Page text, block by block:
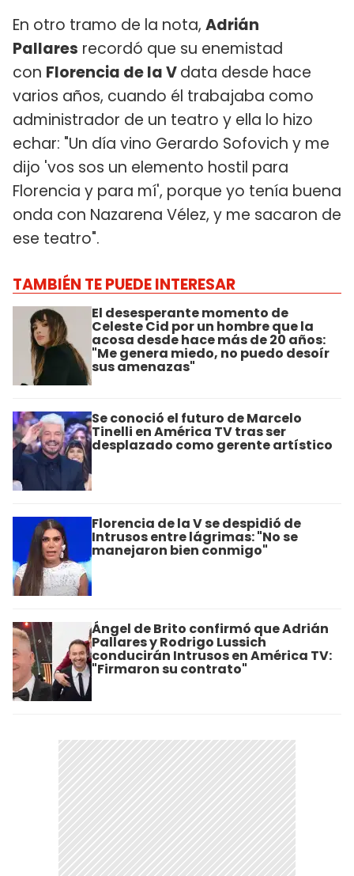
En otro tramo de la nota, Adrián
Pallares recordó que su enemistad
con Florencia de la Vdata desde hace
varios años, cuando él trabajaba como
administrador de un teatro y ella lo hizo
echar: "Un día vino Gerardo Sofovich y me
dijo 'vos sos un elemento hostil para
Florencia y para mí', porque yo tenía buena
onda con Nazarena Vélez, y me sacaron de
ese teatro".
TAMBIÉN TE PUEDE INTERESAR
El desesperante momento de
Celeste Cid por un hombre que la
acosa desde hace más de 20 años:
"Me genera miedo, no puedo desoír
sus amenazas"
Se conoció el futuro de Marcelo
Tinelli en América TV tras ser
desplazado como gerente artístico
Florencia de la V se despidió de
Intrusos entre lágrimas: "No se
manejaron bien conmigo"
Ángel de Brito confirmó que Adrián
Pallares y Rodrigo Lussich
conducirán Intrusos en América TV:
"Firmaron su contrato"